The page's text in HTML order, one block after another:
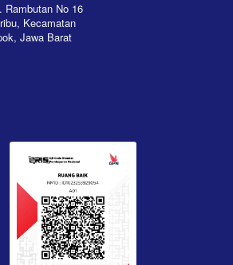
Rambutan No 16
Kecamatan
Jawa Barat